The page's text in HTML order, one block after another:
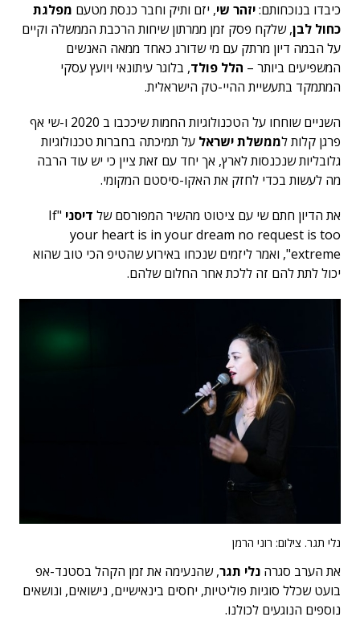
כיבדו בנוכחותם:יזהר שי, יזם ותיק וחבר כנסת מטעם מפלגת
כחול לבן, שלקח פסק זמן ממרתון שיחות הרכבת הממשלה וקיים
על הבמה דיון מרתק עם מי שדורג כאחד ממאה האנשים
המשפיעים ביותר – הלל פולד, בלוגר עיתונאי ויועץ עסקי
המתמקד בתעשיית ההיי-טק הישראלית.
השניים שוחחו על הטכנולוגיות החמות שיככבו ב 2020 ו-שי אף
פרגן קלות לממשלת ישראל על תמיכתה בחברות טכנולוגיות
גלובליות שנכנסות לארץ, אך יחד עם זאת ציין כי יש עוד הרבה
מה לעשות בכדי לחזק את האקו-סיסטם המקומי.
את הדיון חתם שי עם ציטוט מהשיר המפורסם של דיסני "If
your heart is in your dream no request is too
extreme", ואמר ליזמים שנכחו באירוע שהטיפ הכי טוב שהוא
יכול לתת להם זה ללכת אחר החלום שלהם.
נלי תגר. צילום: רוני הרמן
את הערב סגרה נלי תגר, שהנעימה את זמן הקהל בסטנד-אפ
בועט שכלל סוגיות פוליטיות, יחסים בינאישיים, נישואים, ונושאים
נוספים הנוגעים לכולנו.